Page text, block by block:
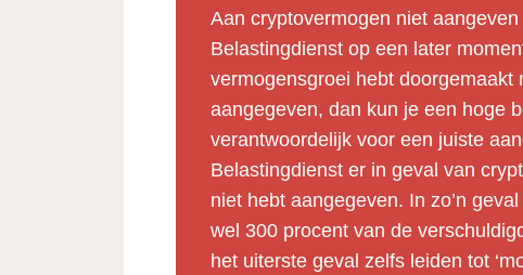
Aan cryptovermogen niet
Belastingdienst op een later
vermogensgroei hebt
aangegeven, dan kun je een hoge
verantwoordelijk voor een juiste
Belastingdienst er in geval van
niet hebt aangegeven. In zo’n
wel 300 procent van de
het uiterste geval zelfs leiden tot